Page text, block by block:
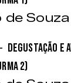
de
Degustação e
2)